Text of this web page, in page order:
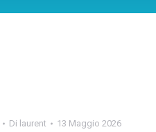
Di laurent 13 Maggio 2026